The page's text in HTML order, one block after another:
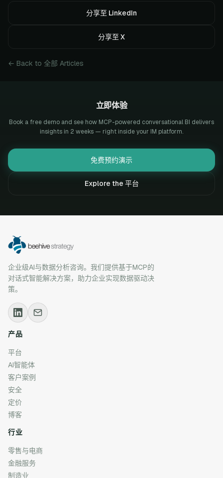
分享至 LinkedIn
分享至 X
← Back to 全部 Articles
立即体验
Book a free demo and see how MCP-powered conversational BI delivers
insights in 2 weeks — right inside your IM platform.
免费预约演示
Explore the 平台
企业级AI与数据分析咨询。我们提供基于MCP的
对话式智能解决方案，助力企业实现数据驱动决
策。
产品
平台
AI智能体
客户案例
安全
定价
博客
行业
零售与电商
金融服务
制造业